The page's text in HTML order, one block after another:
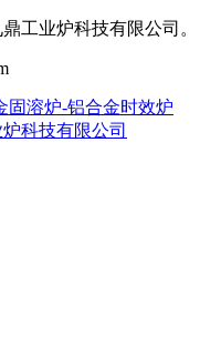
工业炉科技有限公司。